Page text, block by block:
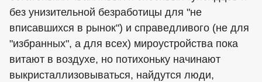
без унизительной безработицы для "не
вписавшихся в рынок") и справедливого (не для
"избранных", а для всех) мироустройства пока
витают в воздухе, но потихоньку начинают
выкристаллизовываться, найдутся люди,